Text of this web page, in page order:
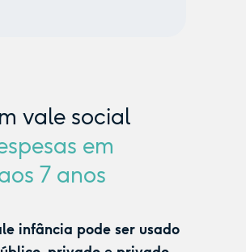
vale social
em
7 anos
infância pode ser usado